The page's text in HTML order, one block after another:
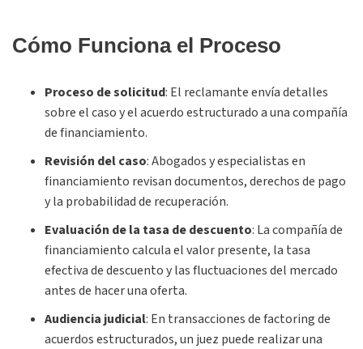
Cómo Funciona el Proceso
Proceso de solicitud: El reclamante envía detalles
sobre el caso y el acuerdo estructurado a una compañía
de financiamiento.
Revisión del caso:Abogados y especialistas en
financiamiento revisan documentos, derechos de pago
y la probabilidad de recuperación.
Evaluación de la tasa de descuento: La compañía de
financiamiento calcula el valor presente, la tasa
efectiva de descuento y las fluctuaciones del mercado
antes de hacer una oferta.
Audiencia judicial: En transacciones de factoring de
acuerdos estructurados, un juez puede realizar una